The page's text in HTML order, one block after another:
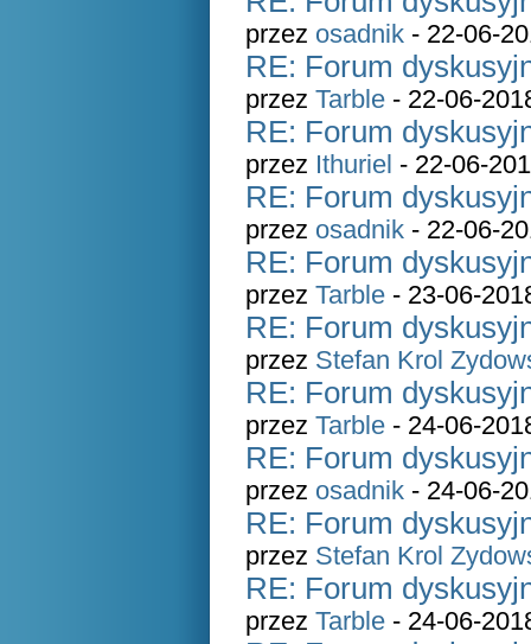
przez osadnik - 22-06-
RE: Forum
przez Tarble - 22-06-
RE: Forum
przez Ithuriel - 22-06-
RE: Forum
przez osadnik - 22-06-
RE: Forum
przez Tarble - 23-06-
RE: Forum
przez Stefan Krol
RE: Forum
przez Tarble - 24-06-
RE: Forum
przez osadnik - 24-06-
RE: Forum
przez Stefan Krol
RE: Forum
przez Tarble - 24-06-